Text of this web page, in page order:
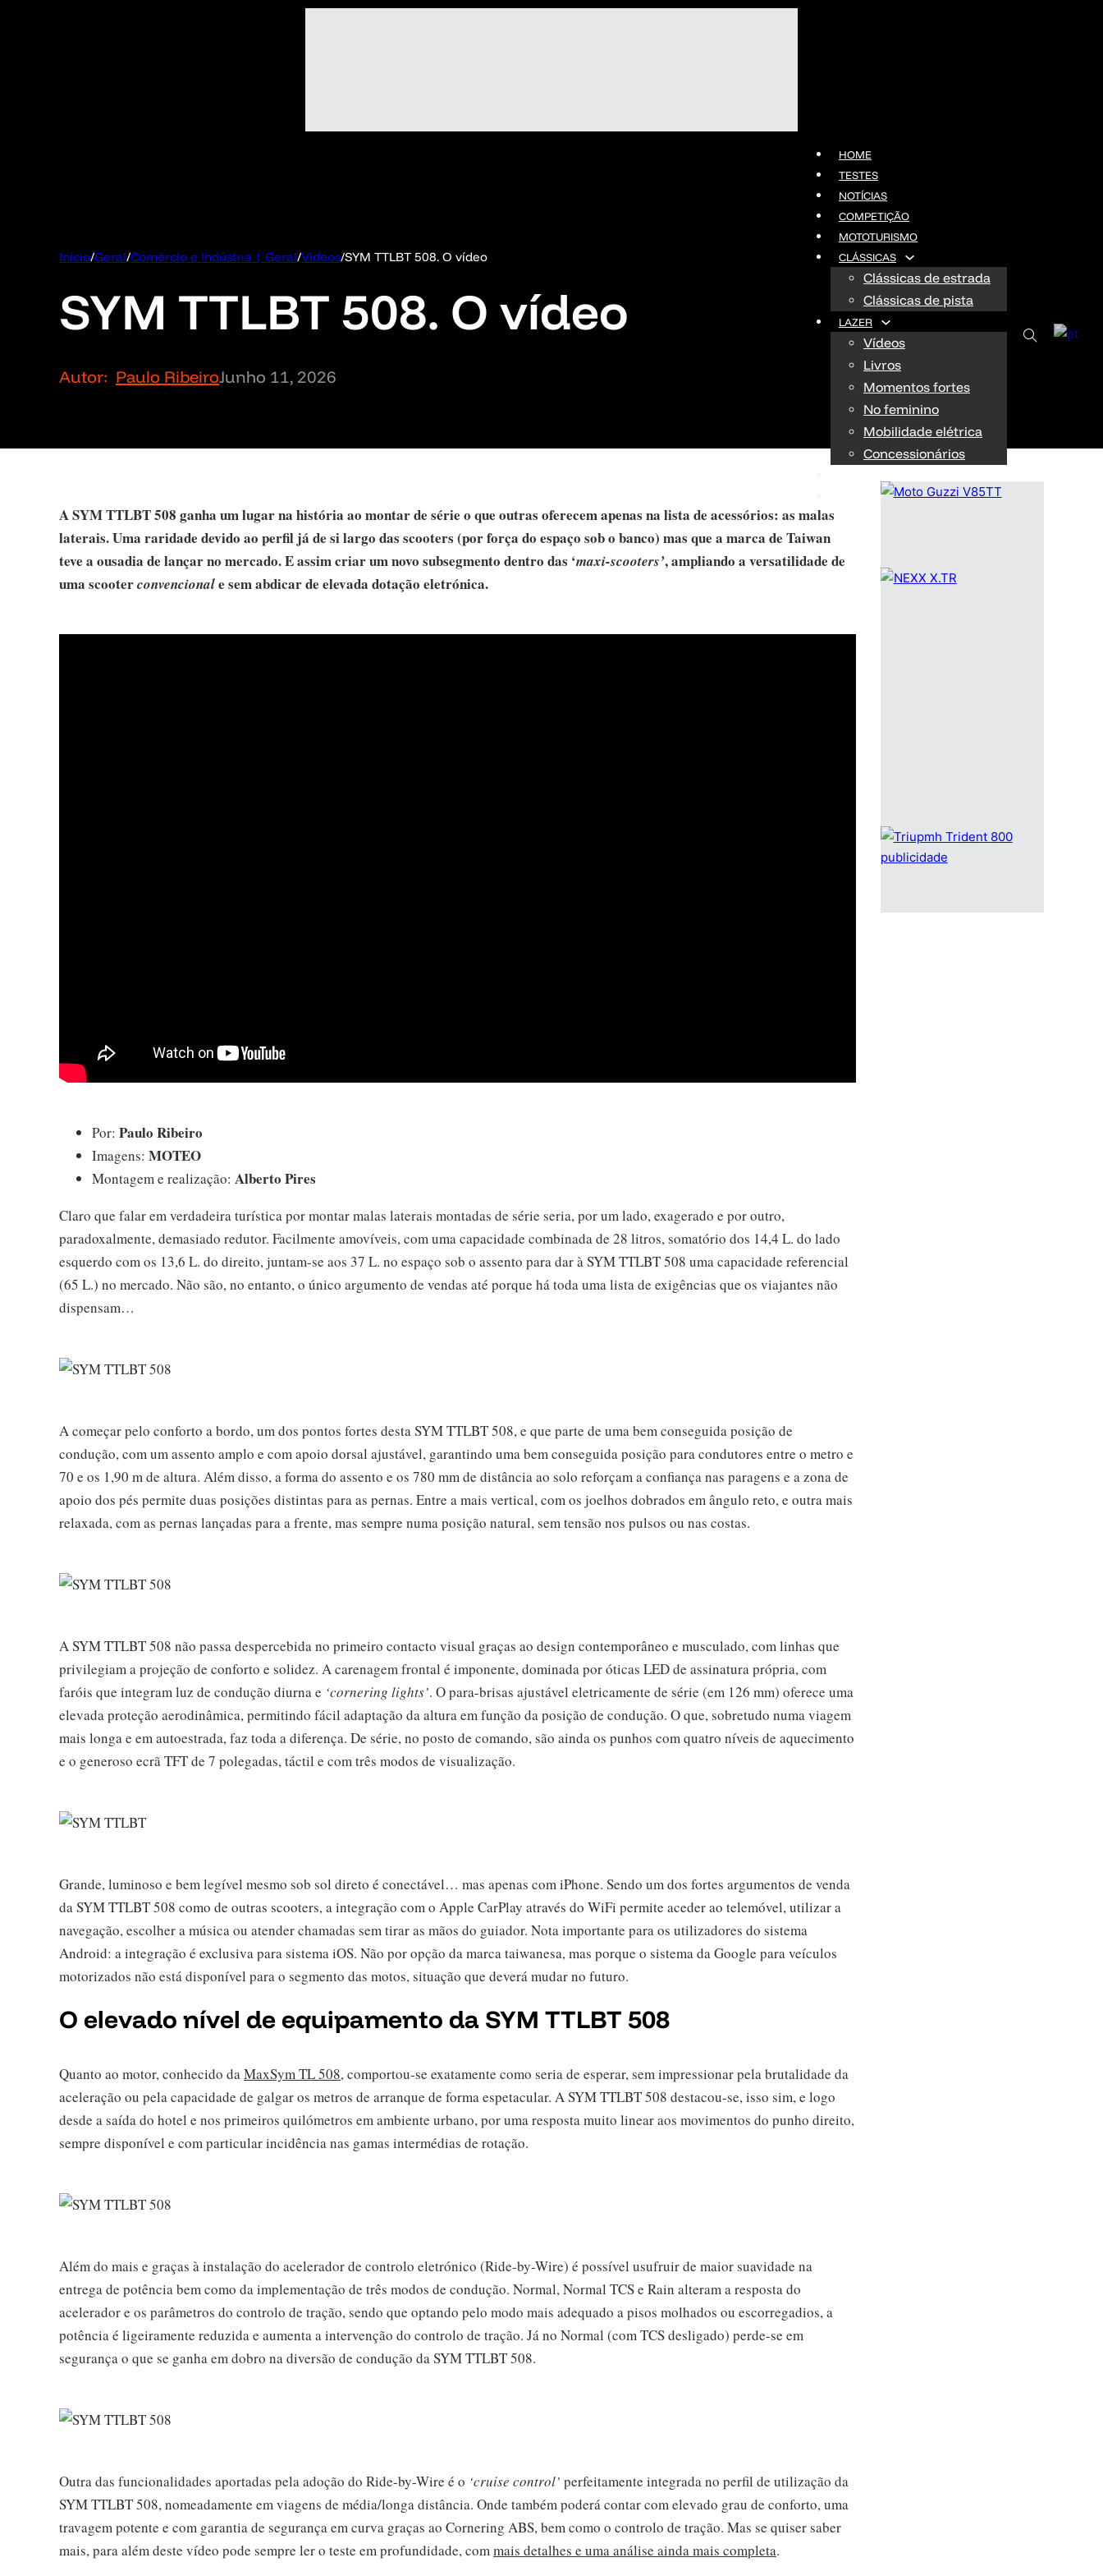
HOME
TESTES
NOTÍCIAS
COMPETIÇÃO
MOTOTURISMO
CLÁSSICAS
Clássicas de estrada
Clássicas de pista
LAZER
Vídeos
Livros
Momentos fortes
No feminino
Mobilidade elétrica
Concessionários
OPINIÃO
Início/Geral/Comércio e Indústria | Geral/Vídeos/SYM TTLBT 508. O vídeo
SYM TTLBT 508. O vídeo
Autor: Paulo RibeiroJunho 11, 2026
A SYM TTLBT 508 ganha um lugar na história ao montar de série o que outras oferecem apenas na lista de acessórios: as malas
laterais. Uma raridade devido ao perfil já de si largo das scooters (por força do espaço sob o banco) mas que a marca de Taiwan
teve a ousadia de lançar no mercado. E assim criar um novo subsegmento dentro das ‘maxi-scooters’, ampliando a versatilidade de
uma scooterconvencionale sem abdicar de elevada dotação eletrónica.
Por: Paulo Ribeiro
Imagens: MOTEO
Montagem e realização: Alberto Pires
Claro que falar em verdadeira turística por montar malas laterais montadas de série seria, por um lado, exagerado e por outro,
paradoxalmente, demasiado redutor. Facilmente amovíveis, com uma capacidade combinada de 28 litros, somatório dos 14,4 L. do lado
esquerdo com os 13,6 L. do direito, juntam-se aos 37 L. no espaço sob o assento para dar à SYM TTLBT 508 uma capacidade referencial
(65 L.) no mercado. Não são, no entanto, o único argumento de vendas até porque há toda uma lista de exigências que os viajantes não
dispensam…
A começar pelo conforto a bordo, um dos pontos fortes desta SYM TTLBT 508, e que parte de uma bem conseguida posição de
condução, com um assento amplo e com apoio dorsal ajustável, garantindo uma bem conseguida posição para condutores entre o metro e
70 e os 1,90 m de altura. Além disso, a forma do assento e os 780 mm de distância ao solo reforçam a confiança nas paragens e a zona de
apoio dos pés permite duas posições distintas para as pernas. Entre a mais vertical, com os joelhos dobrados em ângulo reto, e outra mais
relaxada, com as pernas lançadas para a frente, mas sempre numa posição natural, sem tensão nos pulsos ou nas costas.
A SYM TTLBT 508 não passa despercebida no primeiro contacto visual graças ao design contemporâneo e musculado, com linhas que
privilegiam a projeção de conforto e solidez. A carenagem frontal é imponente, dominada por óticas LED de assinatura própria, com
faróis que integram luz de condução diurna e ‘cornering lights’. O para-brisas ajustável eletricamente de série (em 126 mm) oferece uma
elevada proteção aerodinâmica, permitindo fácil adaptação da altura em função da posição de condução. O que, sobretudo numa viagem
mais longa e em autoestrada, faz toda a diferença. De série, no posto de comando, são ainda os punhos com quatro níveis de aquecimento
e o generoso ecrã TFT de 7 polegadas, táctil e com três modos de visualização.
Grande, luminoso e bem legível mesmo sob sol direto é conectável… mas apenas com iPhone. Sendo um dos fortes argumentos de venda
da SYM TTLBT 508 como de outras scooters, a integração com o Apple CarPlay através do WiFi permite aceder ao telemóvel, utilizar a
navegação, escolher a música ou atender chamadas sem tirar as mãos do guiador. Nota importante para os utilizadores do sistema
Android: a integração é exclusiva para sistema iOS. Não por opção da marca taiwanesa, mas porque o sistema da Google para veículos
motorizados não está disponível para o segmento das motos, situação que deverá mudar no futuro.
O elevado nível de equipamento da SYM TTLBT 508
Quanto ao motor, conhecido da MaxSym TL 508, comportou-se exatamente como seria de esperar, sem impressionar pela brutalidade da
aceleração ou pela capacidade de galgar os metros de arranque de forma espetacular. A SYM TTLBT 508 destacou-se, isso sim, e logo
desde a saída do hotel e nos primeiros quilómetros em ambiente urbano, por uma resposta muito linear aos movimentos do punho direito,
sempre disponível e com particular incidência nas gamas intermédias de rotação.
Além do mais e graças à instalação do acelerador de controlo eletrónico (Ride-by-Wire) é possível usufruir de maior suavidade na
entrega de potência bem como da implementação de três modos de condução. Normal, Normal TCS e Rain alteram a resposta do
acelerador e os parâmetros do controlo de tração, sendo que optando pelo modo mais adequado a pisos molhados ou escorregadios, a
potência é ligeiramente reduzida e aumenta a intervenção do controlo de tração. Já no Normal (com TCS desligado) perde-se em
segurança o que se ganha em dobro na diversão de condução da SYM TTLBT 508.
Outra das funcionalidades aportadas pela adoção do Ride-by-Wire é o ‘cruise control’ perfeitamente integrada no perfil de utilização da
SYM TTLBT 508, nomeadamente em viagens de média/longa distância. Onde também poderá contar com elevado grau de conforto, uma
travagem potente e com garantia de segurança em curva graças ao Cornering ABS, bem como o controlo de tração. Mas se quiser saber
mais, para além deste vídeo pode sempre ler o teste em profundidade, com mais detalhes e uma análise ainda mais completa.